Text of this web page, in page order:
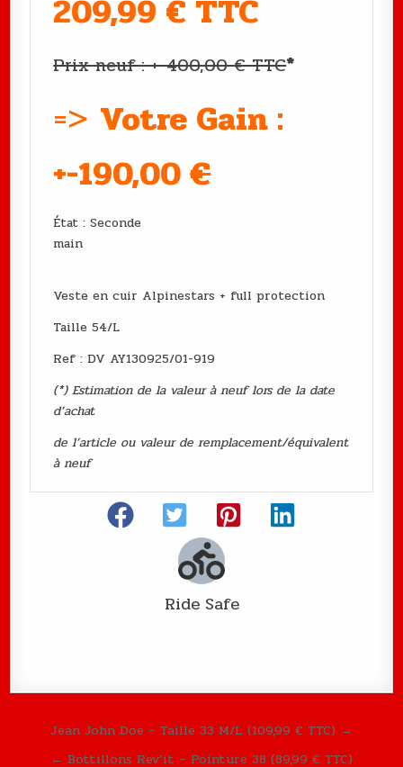
209,99 € TTC
Prix neuf : +-400,00 € TTC*
=> Votre Gain :
+-190,00€
État : Seconde
main
Veste en cuir Alpinestars + full protection
Taille 54/L
Ref : DV AY130925/01-919
(*) Estimation de la valeur à neuf lors de la date
d’achat
de l’article ou valeur de remplacement/équivalent
à neuf
Ride Safe
Navigation de l’article
Jean John Doe – Taille 33 M/L (109,99 € TTC) →
← Bottillons Rev’it – Pointure 38 (89,99 € TTC)